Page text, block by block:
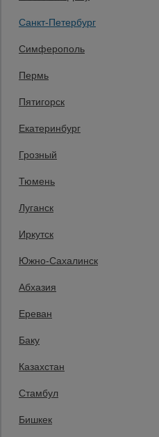
Санкт-Петербург
Симферополь
Пермь
Пятигорск
Екатеринбург
Грозный
Тюмень
Луганск
Иркутск
Южно-Сахалинск
Абхазия
Ереван
Баку
Казахстан
Стамбул
Бишкек
Защитные
Заказать звонок
бесплатно по России
+7 (812) 209-69-00
Заказать звонок
Пн-Пт: с 9:00 до 18:00
Принимаем к оплате
Все права защищены и
«Промышленник» Продажа
данных и пользовательского
свои данные в любой форме
Сайт применяет